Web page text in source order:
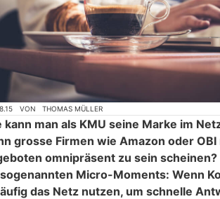
VON THOMAS MÜLLER
kann man als KMU seine Marke im
grosse Firmen wie Amazon oder
omnipräsent zu sein scheinen?
Micro-Moments: Wenn
das Netz nutzen, um schnelle